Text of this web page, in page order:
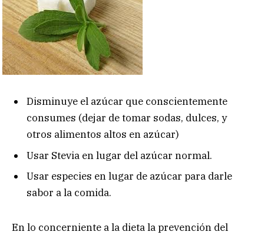
Disminuye el azúcar que conscientemente
consumes (dejar de tomar sodas, dulces, y
otros alimentos altos en azúcar)
Usar Stevia en lugar del azúcar normal.
Usar especies en lugar de azúcar para darle
sabor a la comida.
En lo concerniente a la dieta la prevención del